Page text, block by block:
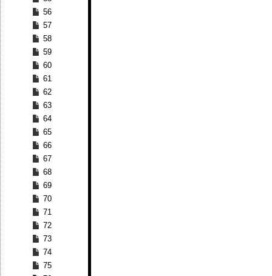
56
57
58
59
60
61
62
63
64
65
66
67
68
69
70
71
72
73
74
75